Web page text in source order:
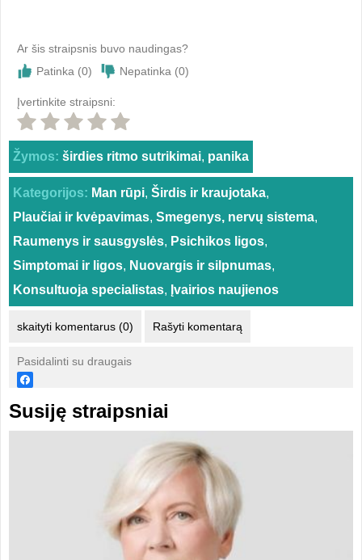
Ar šis straipsnis buvo naudingas?
Patinka (0) Nepatinka (0)
Įvertinkite straipsni:
Žymos: širdies ritmo sutrikimai, panika
Kategorijos: Man rūpi, Širdis ir kraujotaka,
Plaučiai ir kvėpavimas, Smegenys, nervų sistema,
Raumenys ir sausgyslės, Psichikos ligos,
Simptomai ir ligos, Nuovargis ir silpnumas,
Konsultuoja specialistas, Įvairios naujienos
skaityti komentarus (0) Rašyti komentarą
Pasidalinti su draugais
Susiję straipsniai